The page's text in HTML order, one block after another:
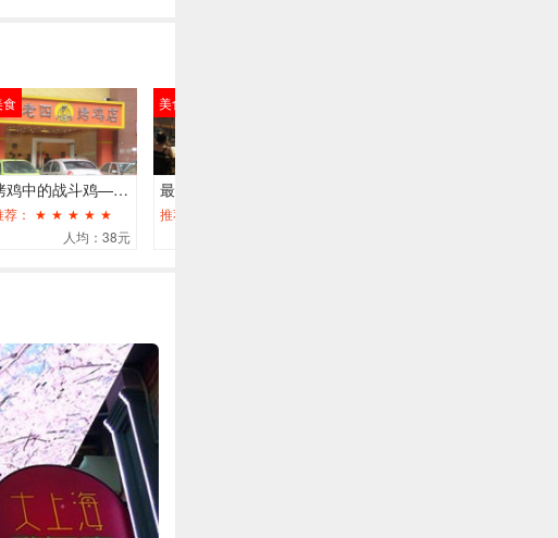
食
烤鸡中的战斗鸡——刘老四烤鸡
： ★ ★ ★ ★ ★
人均：38元
美食
推荐：